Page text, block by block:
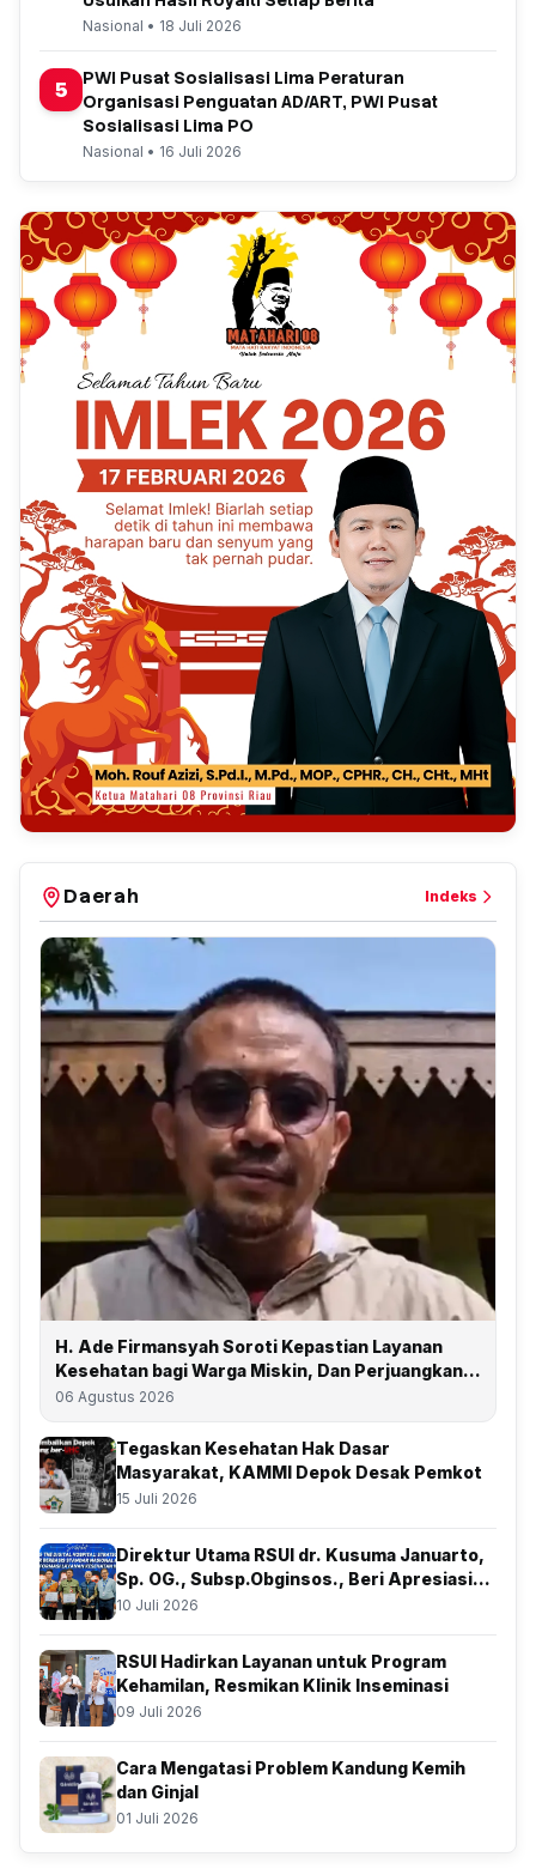
Nasional • 18 Juli 2026
5
PWI Pusat Sosialisasi Lima Peraturan
Organisasi Penguatan AD/ART, PWI Pusat
Sosialisasi Lima PO
Nasional • 16 Juli 2026
Daerah Indeks
H. Ade Firmansyah Soroti Kepastian Layanan
Kesehatan bagi Warga Miskin, Dan Perjuangkan
Depok Kembali Raih Predikat UHC
06 Agustus 2026
Tegaskan Kesehatan Hak Dasar
Masyarakat, KAMMI Depok Desak Pemkot
15 Juli 2026
Direktur Utama RSUI dr. Kusuma Januarto,
Sp. OG., Subsp.Obginsos., Beri Apresiasi
Atas Kolaborasi Bersama BSSN
10 Juli 2026
RSUI Hadirkan Layanan untuk Program
Kehamilan, Resmikan Klinik Inseminasi
09 Juli 2026
Cara Mengatasi Problem Kandung Kemih
dan Ginjal
01 Juli 2026